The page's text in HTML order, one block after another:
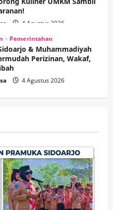
4 Agustus 2026
Pemerintahan
& Muhammadiyah
Perizinan, Wakaf,
4 Agustus 2026
Inovasi Teh Daun
Produk Anggota TNI AL
8 Agustus 2026
Pembangunan
Tender Proyek RSUD
M, Beranikah CV Tiga
Utama Pertaruhkan